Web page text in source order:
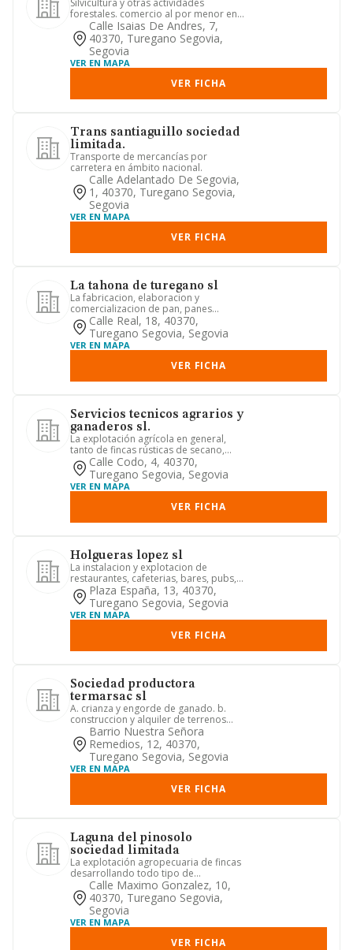
Silvicultura y otras actividades
forestales. comercio al por menor en
establecimientos no especiali...
Calle Isaias De Andres, 7,
40370, Turegano Segovia,
Segovia
VER EN MAPA
VER FICHA
Trans santiaguillo sociedad
limitada.
Transporte de mercancías por
carretera en ámbito nacional.
Calle Adelantado De Segovia,
1, 40370, Turegano Segovia,
Segovia
VER EN MAPA
VER FICHA
La tahona de turegano sl
La fabricacion, elaboracion y
comercializacion de pan, panes
especiales y productos de bolleria, in...
Calle Real, 18, 40370,
Turegano Segovia, Segovia
VER EN MAPA
VER FICHA
Servicios tecnicos agrarios y
ganaderos sl.
La explotación agrícola en general,
tanto de fincas rústicas de secano,
como de regadío. la siembra...
Calle Codo, 4, 40370,
Turegano Segovia, Segovia
VER EN MAPA
VER FICHA
Holgueras lopez sl
La instalacion y explotacion de
restaurantes, cafeterias, bares, pubs,
discotecas, salas de juego y...
Plaza España, 13, 40370,
Turegano Segovia, Segovia
VER EN MAPA
VER FICHA
Sociedad productora
termarsac sl
A. crianza y engorde de ganado. b.
construccion y alquiler de terrenos
para pasto y de naves para e...
Barrio Nuestra Señora
Remedios, 12, 40370,
Turegano Segovia, Segovia
VER EN MAPA
VER FICHA
Laguna del pinosolo
sociedad limitada
La explotación agropecuaria de fincas
desarrollando todo tipo de
actividades agrarias y ganaderas r...
Calle Maximo Gonzalez, 10,
40370, Turegano Segovia,
Segovia
VER EN MAPA
VER FICHA